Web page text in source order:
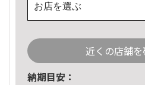
お店を選ぶ
近くの店舗
納期目安：